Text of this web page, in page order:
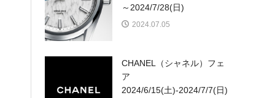
～2024/7/28(日)
2024.07.05
CHANEL（シャネル）フェ
ア
2024/6/15(土)-2024/7/7(日)